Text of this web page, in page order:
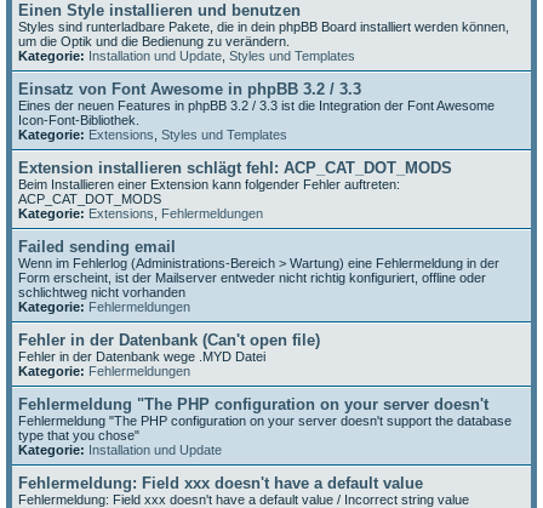
Einen Style installieren und benutzen
Styles sind runterladbare Pakete, die in dein phpBB Board installiert werden können,
um die Optik und die Bedienung zu verändern.
Kategorie: Installation und Update Styles und Templates
Einsatz von Font Awesome in phpBB 3.2 / 3.3
Eines der neuen Features in phpBB 3.2 / 3.3 ist die Integration der Font Awesome
Icon-Font-Bibliothek.
Kategorie: Extensions Styles und Templates
Extension installieren schlägt fehl: ACP_CAT_DOT_MODS
Beim Installieren einer Extension kann folgender Fehler auftreten:
ACP_CAT_DOT_MODS
Kategorie: Extensions Fehlermeldungen
Failed sending email
Wenn im Fehlerlog (Administrations-Bereich > Wartung) eine Fehlermeldung in der
Form erscheint, ist der Mailserver entweder nicht richtig konfiguriert, offline oder
schlichtweg nicht vorhanden
Kategorie: Fehlermeldungen
Fehler in der Datenbank (Can't open file)
Fehler in der Datenbank wege .MYD Datei
Kategorie: Fehlermeldungen
Fehlermeldung "The PHP configuration on your server doesn't
Fehlermeldung "The PHP configuration on your server doesn't support the database
type that you chose"
Kategorie: Installation und Update
Fehlermeldung: Field xxx doesn't have a default value
Fehlermeldung: Field xxx doesn't have a default value / Incorrect string value